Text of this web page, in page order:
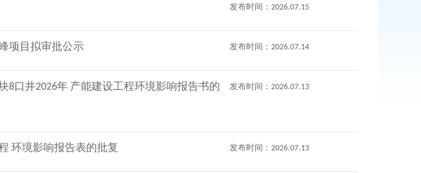
发布时间：2026.07.15
项目拟审批公示 发布时间：2026.07.14
8口井2026年 产能建设工程环境影响报告书的
发布时间：2026.07.13
环境影响报告表的批复 发布时间：2026.07.13